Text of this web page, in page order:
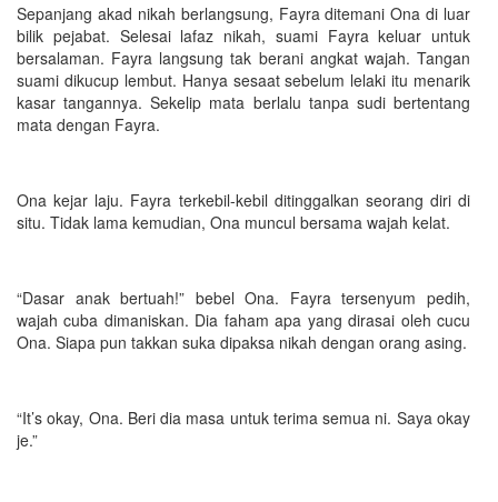
Sepanjang akad nikah berlangsung, Fayra ditemani Ona di luar
bilik pejabat. Selesai lafaz nikah, suami Fayra keluar untuk
bersalaman. Fayra langsung tak berani angkat wajah. Tangan
suami dikucup lembut. Hanya sesaat sebelum lelaki itu menarik
kasar tangannya. Sekelip mata berlalu tanpa sudi bertentang
mata dengan Fayra.
Ona kejar laju. Fayra terkebil-kebil ditinggalkan seorang diri di
situ. Tidak lama kemudian, Ona muncul bersama wajah kelat.
“Dasar anak bertuah!” bebel Ona. Fayra tersenyum pedih,
wajah cuba dimaniskan. Dia faham apa yang dirasai oleh cucu
Ona. Siapa pun takkan suka dipaksa nikah dengan orang asing.
“It’s okay, Ona. Beri dia masa untuk terima semua ni. Saya okay
je.”